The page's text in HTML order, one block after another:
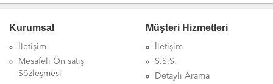
Kurumsal
İletişim
Mesafeli Ön satış
Sözleşmesi
Müşteri Hizmetleri
İletişim
S.S.S.
Detaylı Arama